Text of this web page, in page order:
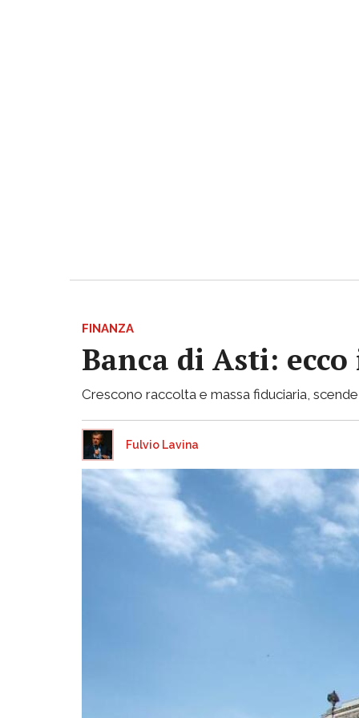
FINANZA
Banca di Asti:
Crescono raccolta e massa fiduciaria,
Fulvio Lavina